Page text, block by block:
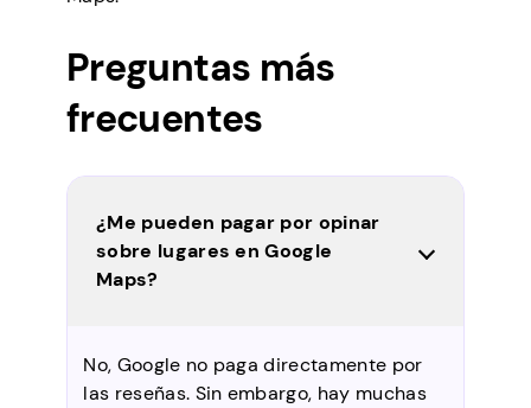
Preguntas más
frecuentes
¿Me pueden pagar por opinar
sobre lugares en Google
Maps?
No, Google no paga directamente por
las reseñas. Sin embargo, hay muchas